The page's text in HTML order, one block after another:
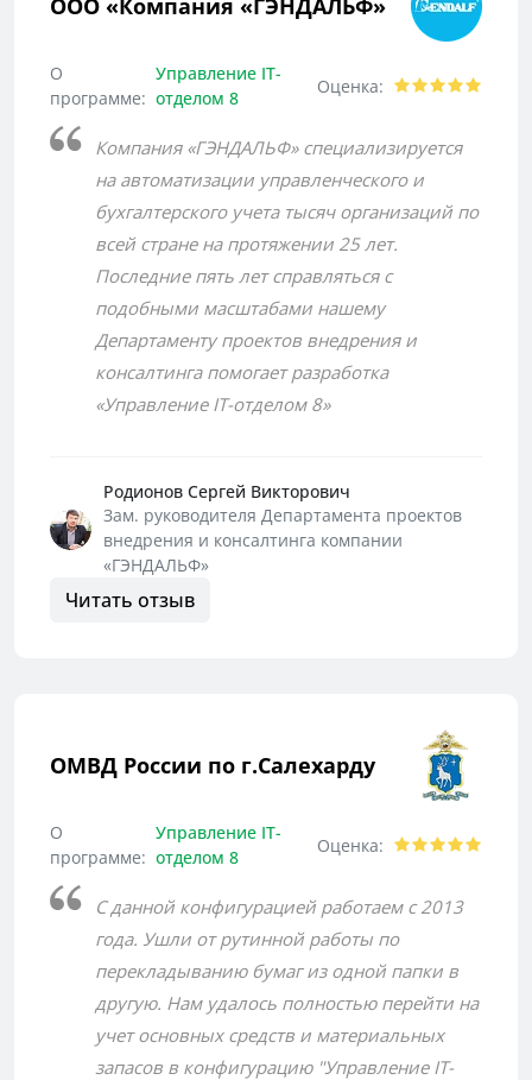
О
программе:
Управление IT-
отделом 8
Оценка:
Компания «ГЭНДАЛЬФ» специализируется
на автоматизации управленческого и
бухгалтерского учета тысяч организаций по
всей стране на протяжении 25 лет.
Последние пять лет справляться с
подобными масштабами нашему
Департаменту проектов внедрения и
консалтинга помогает разработка
«Управление IT-отделом 8»
Родионов Сергей Викторович
Зам. руководителя Департамента проектов
внедрения и консалтинга компании
«ГЭНДАЛЬФ»
Читать отзыв
ОМВД России по г.Салехарду
О
программе:
Управление IT-
отделом 8
Оценка:
С данной конфигурацией работаем с 2013
года. Ушли от рутинной работы по
перекладыванию бумаг из одной папки в
другую. Нам удалось полностью перейти на
учет основных средств и материальных
запасов в конфигурацию "Управление IT-